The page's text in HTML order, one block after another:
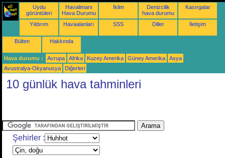
Uydu
görüntüleri
Havalimanı
Hava Durumu
İklim
Denizcilik
hava durumu
Kasırgalar
Yıldırım Havaalanları SSS Diller İletişim
Bülten Hakkında
Hava durumu : Avrupa Afrika Kuzey Amerika Güney Amerika
Asya
Avustralya-Okyanusya
Diğerleri
10 günlük hava tahminleri
Şehirler :